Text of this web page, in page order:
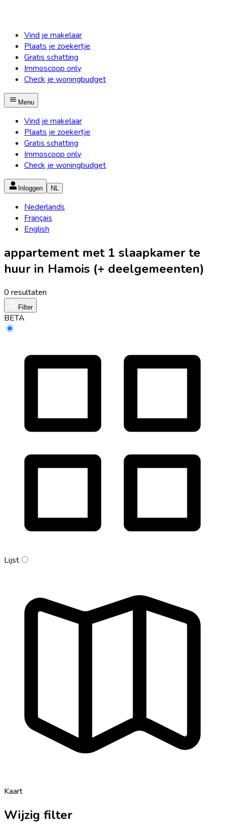
Vind je makelaar
Plaats je zoekertje
Gratis schatting
Immoscoop only
Check je woningbudget
Menu
Vind je makelaar
Plaats je zoekertje
Gratis schatting
Immoscoop only
Check je woningbudget
Inloggen NL
Nederlands
Français
English
appartement met 1 slaapkamer te
huur in Hamois (+ deelgemeenten)
0 resultaten
Filter
BETA
Lijst
Kaart
Wijzig filter